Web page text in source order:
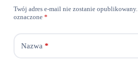
Twój adres e-mail nie zostanie opublikowany.
oznaczone *
Nazwa *